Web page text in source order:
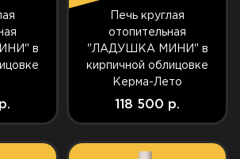
в
Печь круглая
отопительная
"ЛАДУШКА МИНИ" в
кирпичной облицовке
Керма-Лето
118 500 р.